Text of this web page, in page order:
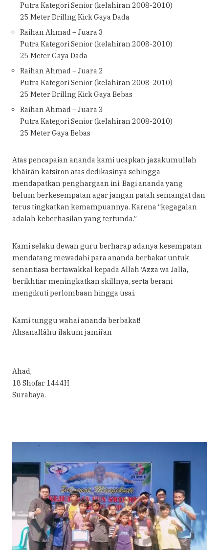
Putra Kategori Senior (kelahiran 2008-2010)
25 Meter Drillng Kick Gaya Dada
Raihan Ahmad – Juara 3
Putra Kategori Senior (kelahiran 2008-2010)
25 Meter Gaya Dada
Raihan Ahmad – Juara 2
Putra Kategori Senior (kelahiran 2008-2010)
25 Meter Drillng Kick Gaya Bebas
Raihan Ahmad – Juara 3
Putra Kategori Senior (kelahiran 2008-2010)
25 Meter Gaya Bebas
Atas pencapaian ananda kami ucapkan jazakumullah
khâirân katsiron atas dedikasinya sehingga
mendapatkan penghargaan ini. Bagi ananda yang
belum berkesempatan agar jangan patah semangat dan
terus tingkatkan kemampuannya. Karena “kegagalan
adalah keberhasilan yang tertunda.”
Kami selaku dewan guru berharap adanya kesempatan
mendatang mewadahi para ananda berbakat untuk
senantiasa bertawakkal kepada Allah ‘Azza wa Jalla,
berikhtiar meningkatkan skillnya, serta berani
mengikuti perlombaan hingga usai.
Kami tunggu wahai ananda berbakat!
Ahsanallãhu ilakum jamii’an
Ahad,
18 Shofar 1444H
Surabaya.